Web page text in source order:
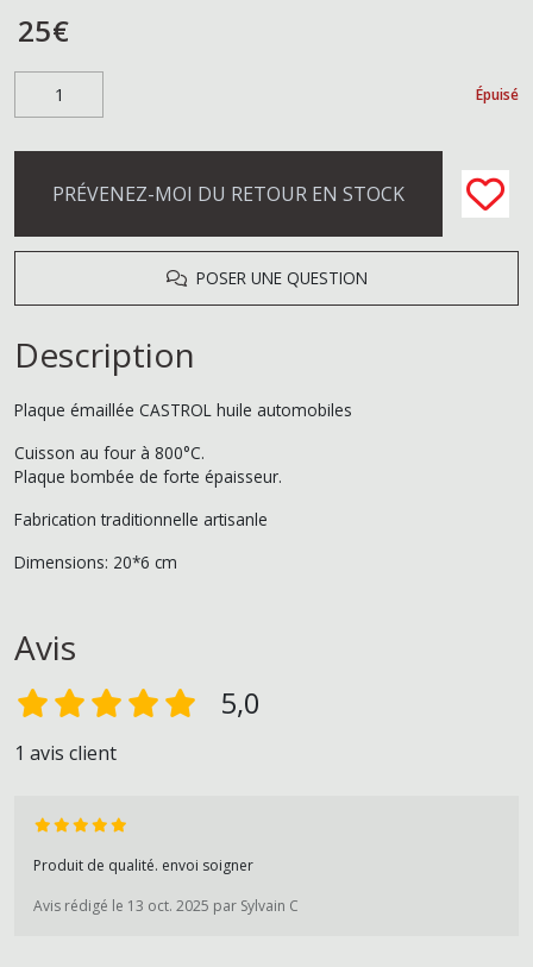
25€
Épuisé
PRÉVENEZ-MOI DU RETOUR EN STOCK
POSER UNE QUESTION
Description
Plaque émaillée CASTROL huile automobiles
Cuisson au four à 800°C.
Plaque bombée de forte épaisseur.
Fabrication traditionnelle artisanle
Dimensions: 20*6 cm
Avis
5,0
1 avis client
Produit de qualité. envoi soigner
Avis rédigé le 13 oct. 2025 par Sylvain C